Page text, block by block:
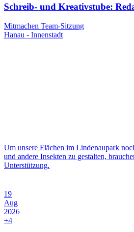
Schreib- und Kreativstube:
Mitmachen Team-Sitzung
Hanau - Innenstadt
Um unsere Flächen im Lindenaupark
und andere Insekten zu gestalten,
Unterstützung.
19
Aug
2026
+4